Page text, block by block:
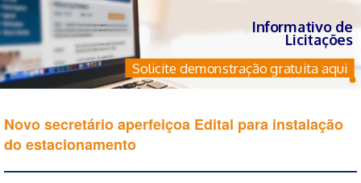
Informativo de
Licitações
Solicite demonstração gratuita aqui
Novo secretário aperfeiçoa Edital para instalação
do estacionamento